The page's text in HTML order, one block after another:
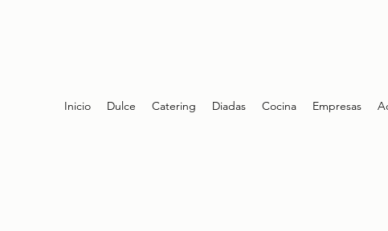
Inicio Dulce Catering Diadas Cocina Empresas